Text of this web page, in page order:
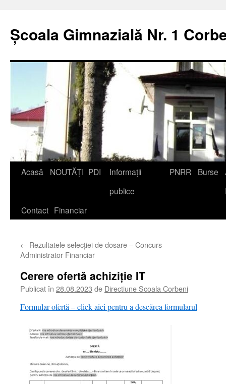
Școala Gimnazială Nr. 1
Acasă NOUTĂȚI PDI
Informații
publice
PNRR Burse
Contact Financiar
← Rezultatele selecției de dosare – Concurs
Administrator Financiar
Cerere ofertă achiziție IT
Publicat în 28.08.2023 de Directiune Scoala Corbeni
Formular ofertă – click aici pentru a descărca formularul